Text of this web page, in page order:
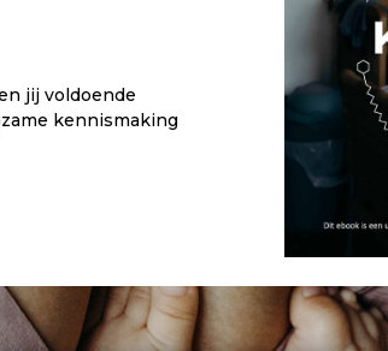
jij voldoende
kennismaking